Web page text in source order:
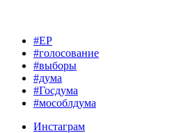
#ЕР
#голосование
#выборы
#дума
#Госдума
#мособлдума
Инстаграм